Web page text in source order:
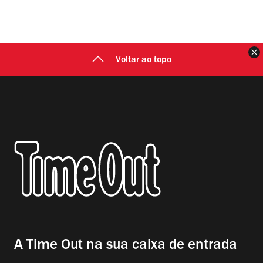
Voltar ao topo
A Time Out na sua caixa de entrada